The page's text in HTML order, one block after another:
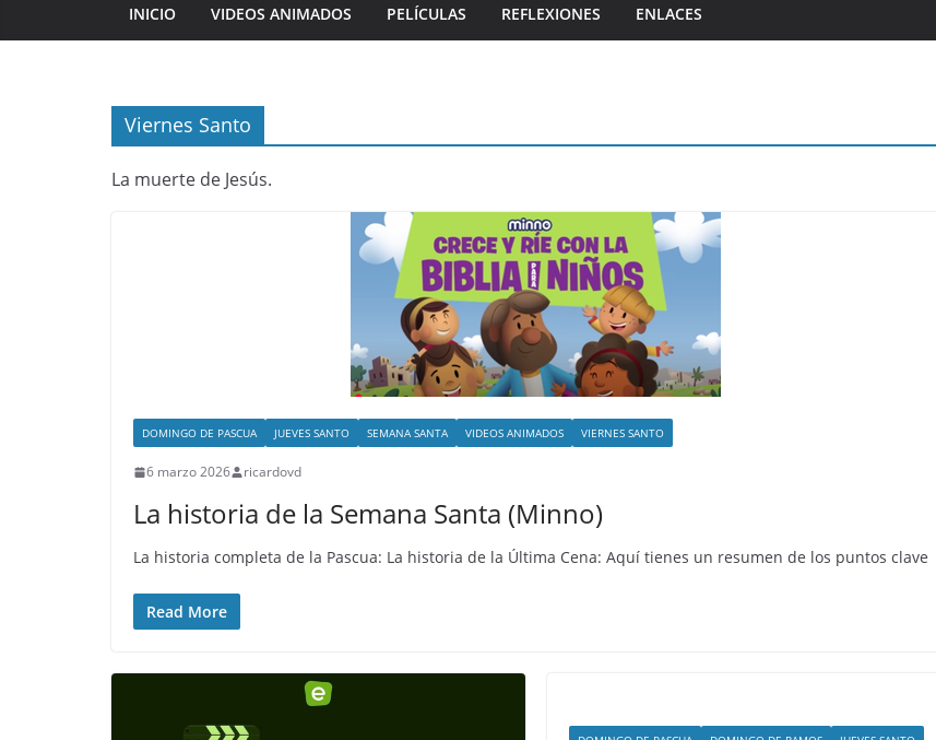
INICIO VIDEOS ANIMADOS PELÍCULAS REFLEXIONES ENLACES
Viernes Santo
La muerte de Jesús.
DOMINGO DE PASCUA JUEVES SANTO SEMANA SANTA VIDEOS ANIMADOS VIERNES SANTO
6 marzo 2026 ricardovd
La historia de la Semana Santa (Minno)
La historia completa de la Pascua: La historia de la Última Cena: Aquí tienes un resumen de los puntos clave
Read More